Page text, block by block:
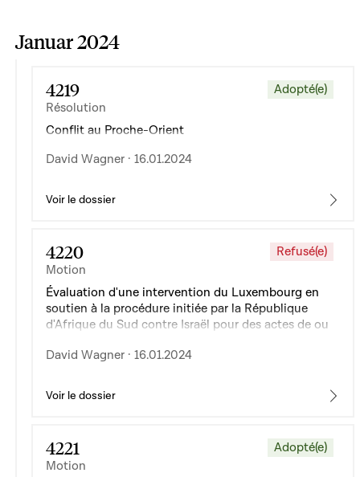
Januar 2024
4219
Résolution
Adopté(e)
Conflit au Proche-Orient
David Wagner · 16.01.2024
Voir le dossier
4220
Motion
Refusé(e)
Évaluation d'une intervention du Luxembourg en
soutien à la procédure initiée par la République
d'Afrique du Sud contre Israël pour des actes de ou
David Wagner · 16.01.2024
Voir le dossier
4221
Motion
Adopté(e)